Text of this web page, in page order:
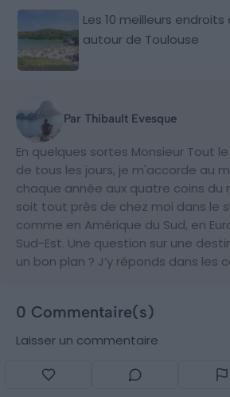
Les 10 meilleurs
autour de Toulouse
Par Thibault Evesque
En quelques sortes Monsieur Tout
de tous les jours, je m'accorde au
chaque année aux quatre coins du
soit tout près de chez moi dans le
comme en Amérique du Sud, en
Sud-Est. Une question sur une
un bon plan ? J’y réponds dans les
0 Commentaire(s)
Laisser un commentaire